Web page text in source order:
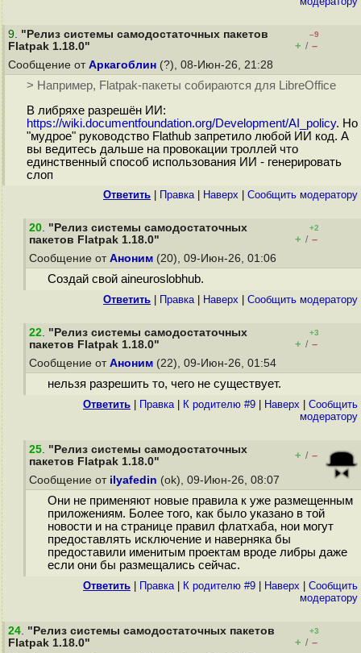
9. "Релиз системы самодостаточных пакетов
Flatpak 1.18.0"
–9
+ / –
Сообщение от Аркагоблин (?), 08-Июн-26, 21:28
> Например, Flatpak-пакеты собираются для LibreOffice
В либряхе разрешён ИИ:
https://wiki.documentfoundation.org/Development/AI_policy. Но
"мудрое" руководство Flathub запретило любой ИИ код. А
вы ведитесь дальше на провокации троллей что
единственный способ использования ИИ - генерировать
слоп
Ответить Правка| Наверх Cообщить модератору
20. "Релиз системы самодостаточных
пакетов Flatpak 1.18.0"
+2
+ / –
Сообщение от Аноним (20), 09-Июн-26, 01:06
Создай свой aineuroslobhub.
Ответить Правка| Наверх Cообщить модератору
22. "Релиз системы самодостаточных
пакетов Flatpak 1.18.0"
+3
+ / –
Сообщение от Аноним (22), 09-Июн-26, 01:54
нельзя разрешить то, чего не существует.
Ответить Правка| К родителю #9 Наверх
Cообщить
модератору
25. "Релиз системы самодостаточных
пакетов Flatpak 1.18.0"
+ / –
Сообщение от ilyafedin (ok), 09-Июн-26, 08:07
Они не применяют новые правила к уже размещенным
приложениям. Более того, как было указано в той
новости и на странице правил флатхаба, нои могут
предоставлять исключение и наверняка бы
предоставили именитым проектам вроде либры даже
если они бы размещались сейчас.
Ответить Правка| К родителю #9 Наверх
Cообщить
модератору
24. "Релиз системы самодостаточных пакетов
Flatpak 1.18.0"
+3
+ / –